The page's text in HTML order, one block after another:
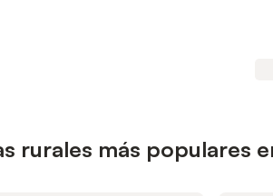
rurales más populares